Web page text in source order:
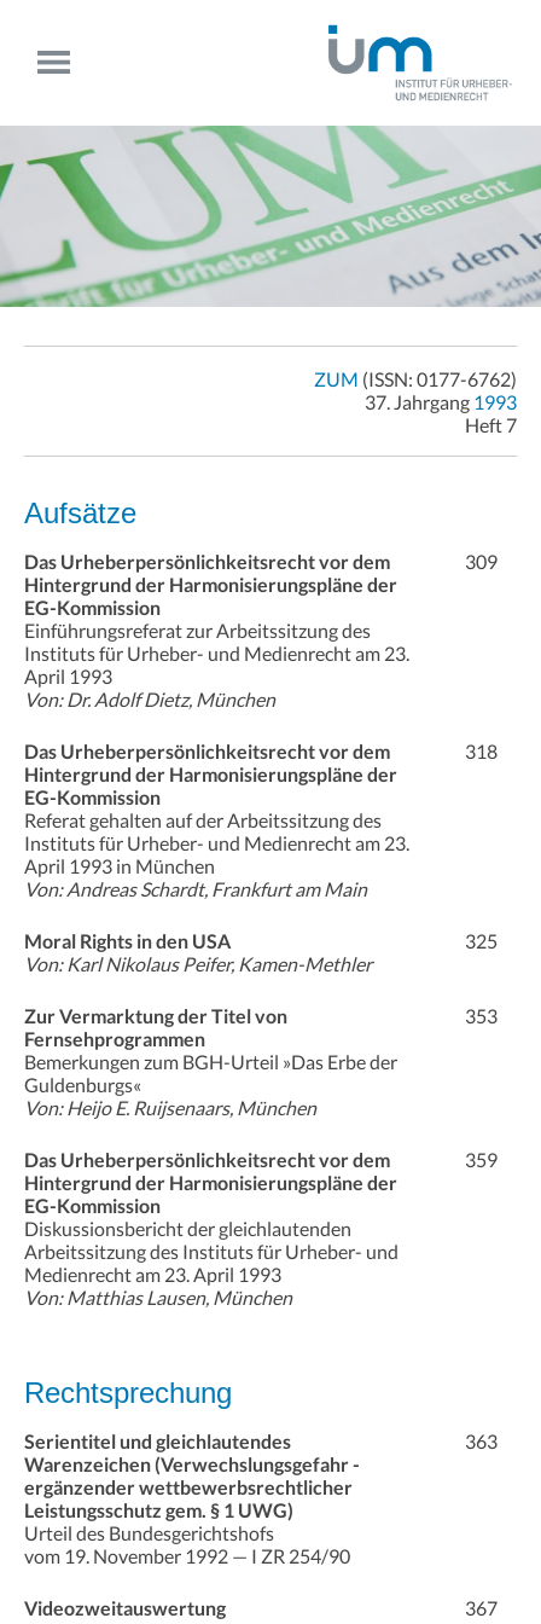
ZUM (ISSN: 0177-6762)
37. Jahrgang 1993
Heft 7
Aufsätze
Das Urheberpersönlichkeitsrecht vor dem
Hintergrund der Harmonisierungspläne der
EG-Kommission
Einführungsreferat zur Arbeitssitzung des
Instituts für Urheber- und Medienrecht am 23.
April 1993
Von: Dr. Adolf Dietz, München
309
Das Urheberpersönlichkeitsrecht vor dem
Hintergrund der Harmonisierungspläne der
EG-Kommission
Referat gehalten auf der Arbeitssitzung des
Instituts für Urheber- und Medienrecht am 23.
April 1993 in München
Von: Andreas Schardt, Frankfurt am Main
318
Moral Rights in den USA
Von: Karl Nikolaus Peifer, Kamen-Methler
325
Zur Vermarktung der Titel von
Fernsehprogrammen
Bemerkungen zum BGH-Urteil »Das Erbe der
Guldenburgs«
Von: Heijo E. Ruijsenaars, München
353
Das Urheberpersönlichkeitsrecht vor dem
Hintergrund der Harmonisierungspläne der
EG-Kommission
Diskussionsbericht der gleichlautenden
Arbeitssitzung des Instituts für Urheber- und
Medienrecht am 23. April 1993
Von: Matthias Lausen, München
359
Rechtsprechung
Serientitel und gleichlautendes
Warenzeichen (Verwechslungsgefahr -
ergänzender wettbewerbsrechtlicher
Leistungsschutz gem. § 1 UWG)
Urteil des Bundesgerichtshofs
vom 19. November 1992 — I ZR 254/90
363
Videozweitauswertung
367